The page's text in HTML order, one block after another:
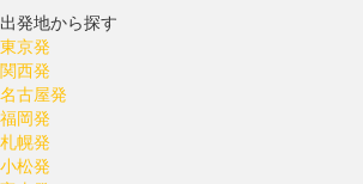
出発地から探す
東京発
関西発
名古屋発
福岡発
札幌発
小松発